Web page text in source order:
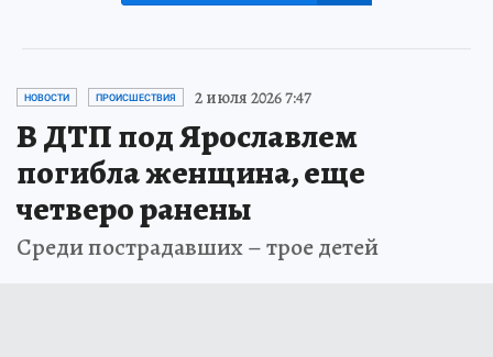
НОВОСТИ ПРОИСШЕСТВИЯ 2 июля 2026 7:47
В ДТП под Ярославлем
погибла женщина, еще
четверо ранены
Среди пострадавших – трое детей